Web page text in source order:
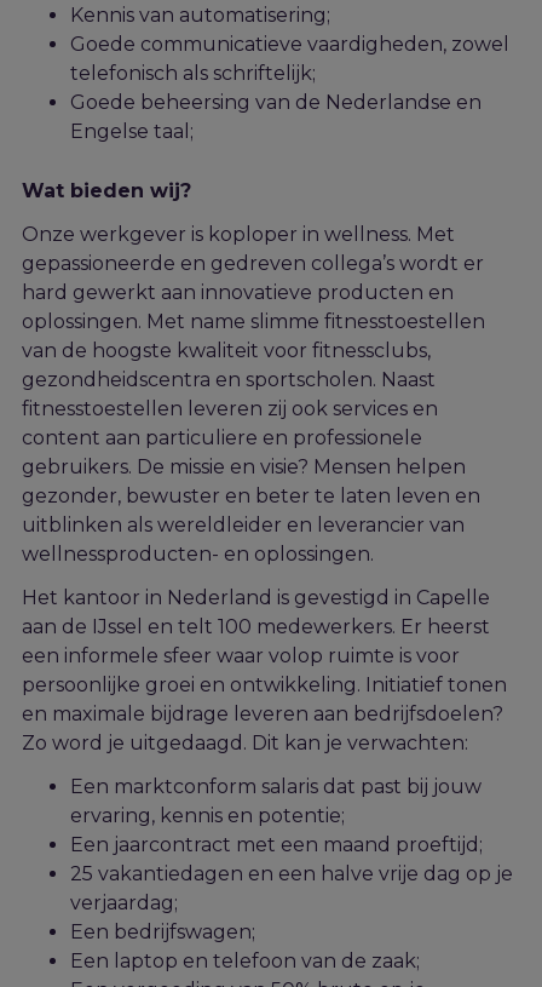
Kennis van automatisering;
Goede communicatieve vaardigheden, zowel
telefonisch als schriftelijk;
Goede beheersing van de Nederlandse en
Engelse taal;
Wat bieden wij?
Onze werkgever is koploper in wellness. Met
gepassioneerde en gedreven collega’s wordt er
hard gewerkt aan innovatieve producten en
oplossingen. Met name slimme fitnesstoestellen
van de hoogste kwaliteit voor fitnessclubs,
gezondheidscentra en sportscholen. Naast
fitnesstoestellen leveren zij ook services en
content aan particuliere en professionele
gebruikers. De missie en visie? Mensen helpen
gezonder, bewuster en beter te laten leven en
uitblinken als wereldleider en leverancier van
wellnessproducten- en oplossingen.
Het kantoor in Nederland is gevestigd in Capelle
aan de IJssel en telt 100 medewerkers. Er heerst
een informele sfeer waar volop ruimte is voor
persoonlijke groei en ontwikkeling. Initiatief tonen
en maximale bijdrage leveren aan bedrijfsdoelen?
Zo word je uitgedaagd. Dit kan je verwachten:
Een marktconform salaris dat past bij jouw
ervaring, kennis en potentie;
Een jaarcontract met een maand proeftijd;
25 vakantiedagen en een halve vrije dag op je
verjaardag;
Een bedrijfswagen;
Een laptop en telefoon van de zaak;